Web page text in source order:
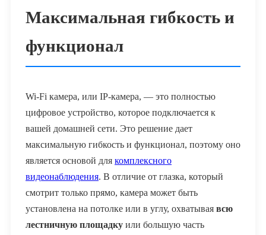
Максимальная гибкость и
функционал
Wi-Fi камера, или IP-камера, — это полностью
цифровое устройство, которое подключается к
вашей домашней сети. Это решение дает
максимальную гибкость и функционал, поэтому оно
является основой для комплексного
видеонаблюдения. В отличие от глазка, который
смотрит только прямо, камера может быть
установлена на потолке или в углу, охватывая всю
лестничную площадку или большую часть